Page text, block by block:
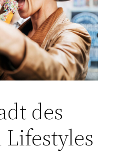
des
Lifestyles